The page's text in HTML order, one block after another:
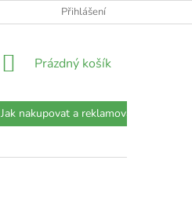
JAK BALÍME?
Přihlášení
NÁKUPNÍ
Prázdný košík
Jak nakupovat a reklamovat?